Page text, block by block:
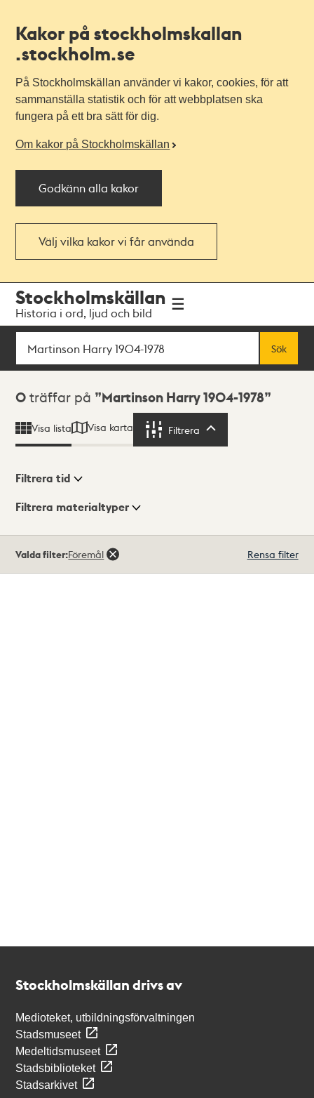
Kakor på stockholmskallan
.stockholm.se
På Stockholmskällan använder vi kakor, cookies, för att
sammanställa statistik och för att webbplatsen ska
fungera på ett bra sätt för dig.
Om kakor på Stockholmskällan
Godkänn alla kakor
Välj vilka kakor vi får använda
navigationen
huvudinnehållet
Stockholmskällan
Historia i ord, ljud och bild
Sök
Sök
Sökresultat
0 träffar på Martinson Harry 1904-1978
Visa lista Visa karta Filtrera
Visningsläge
Filtrera tid
Filtrera materialtyper
träffar
Valda filter:Föremål Rensa filter
Stockholmskällan drivs av
Medioteket, utbildningsförvaltningen
Stadsmuseet
Medeltidsmuseet
Stadsbiblioteket
Stadsarkivet